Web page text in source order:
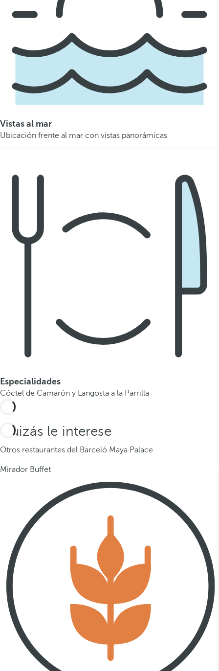
Vistas al mar
Ubicación frente al mar con vistas panorámicas
Especialidades
Cóctel de Camarón y Langosta a la Parrilla
Quizás le interese
Otros restaurantes del Barceló Maya Palace
Mirador Buffet